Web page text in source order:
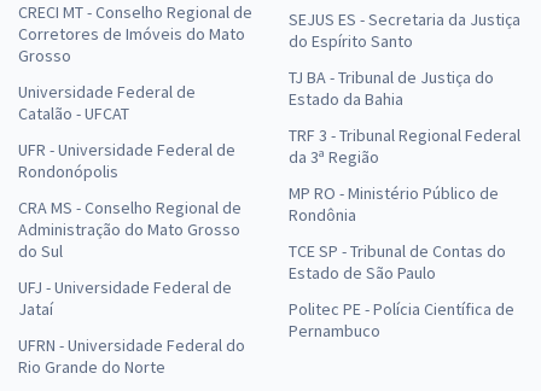
CRECI MT - Conselho Regional de
Corretores de Imóveis do Mato
Grosso
Universidade Federal de
Catalão - UFCAT
UFR - Universidade Federal de
Rondonópolis
CRA MS - Conselho Regional de
Administração do Mato Grosso
do Sul
UFJ - Universidade Federal de
Jataí
UFRN - Universidade Federal do
Rio Grande do Norte
SEJUS ES - Secretaria da Justiça
do Espírito Santo
TJ BA - Tribunal de Justiça do
Estado da Bahia
TRF 3 - Tribunal Regional Federal
da 3ª Região
MP RO - Ministério Público de
Rondônia
TCE SP - Tribunal de Contas do
Estado de São Paulo
Politec PE - Polícia Científica de
Pernambuco